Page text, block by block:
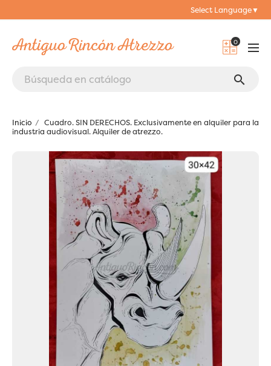
Select Language▼
0
search
Inicio
Cuadro. SIN DERECHOS. Exclusivamente en alquiler para la
industria audiovisual. Alquiler de atrezzo.